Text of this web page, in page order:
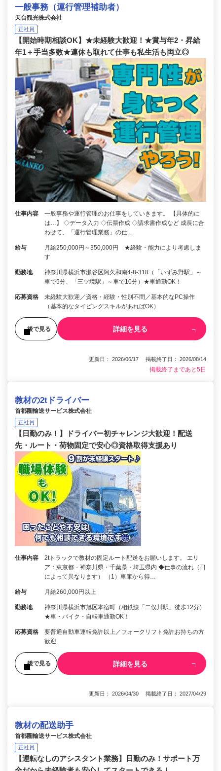
一般事務（運行管理補助者）
天台観光株式会社
正社員
【開始時期相談OK】★未経験大歓迎！★賞与年2・昇給
年1＋手当多数★連休も取れて仕事も私生活も両立◎
仕事内容
一般事務や運行管理のお仕事をしていきます。 【具体的に
は…】 ◇データ入力 ◇伝票作成 ◇請求書作成など 成長に合
わせて、「運行管理業務」の仕…
給与
月給250,000円～350,000円 ★経験・能力により考慮しま
す
勤務地
神奈川県横浜市瀬谷区阿久和南4-8-318（「いずみ野駅」～
車で5分、「三ツ境駅」～車で10分）★車通勤OK！
応募資格
未経験大歓迎／資格・経験・性別不問／基本的なPC操作
（基本的なタイピングスキルがあればOK）
後で見る 詳細を見る
更新日： 2026/06/17 掲載終了日： 2026/08/14
掲載終了まであと5日
教材の2tドライバー
首都圏輸送サービス株式会社
正社員
【日勤のみ！】ドライバー初チャレンジ大歓迎！配送
先・ルート・荷物固定で安心◎資格取得支援あり
仕事内容
2tトラックで教材の固定ルート配送をお願いします。 エリ
ア：東京都・神奈川県・千葉県・埼玉県内 ◆仕事の流れ（日
によって異なります） （1）車庫から得…
給与 月給260,000円以上
勤務地
神奈川県横浜市旭区本宿町（相鉄線「二俣川駅」徒歩12分）
★車・バイク・自転車通勤OK！
応募資格
要普通自動車運転免許以上／フォークリフト免許お持ちの方
歓迎
後で見る 詳細を見る
更新日： 2026/04/30 掲載終了日： 2027/04/29
教材の配送助手
首都圏輸送サービス株式会社
正社員
【運転なしのアシスタント業務】日勤のみ！サポート万